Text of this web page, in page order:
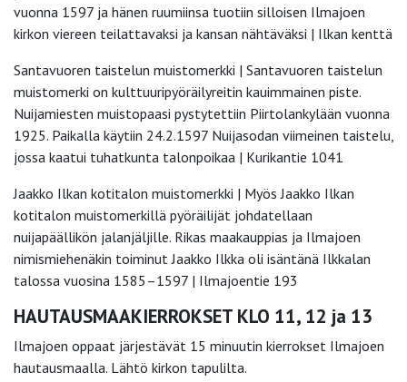
vuonna 1597 ja hänen ruumiinsa tuotiin silloisen Ilmajoen
kirkon viereen teilattavaksi ja kansan nähtäväksi | Ilkan kenttä
Santavuoren taistelun muistomerkki | Santavuoren taistelun
muistomerki on kulttuuripyöräilyreitin kauimmainen piste.
Nuijamiesten muistopaasi pystytettiin Piirtolankylään vuonna
1925. Paikalla käytiin 24.2.1597 Nuijasodan viimeinen taistelu,
jossa kaatui tuhatkunta talonpoikaa | Kurikantie 1041
Jaakko Ilkan kotitalon muistomerkki | Myös Jaakko Ilkan
kotitalon muistomerkillä pyöräilijät johdatellaan
nuijapäällikön jalanjäljille. Rikas maakauppias ja Ilmajoen
nimismiehenäkin toiminut Jaakko Ilkka oli isäntänä Ilkkalan
talossa vuosina 1585–1597 | Ilmajoentie 193
HAUTAUSMAAKIERROKSET KLO 11, 12 ja 13
Ilmajoen oppaat järjestävät 15 minuutin kierrokset Ilmajoen
hautausmaalla. Lähtö kirkon tapulilta.